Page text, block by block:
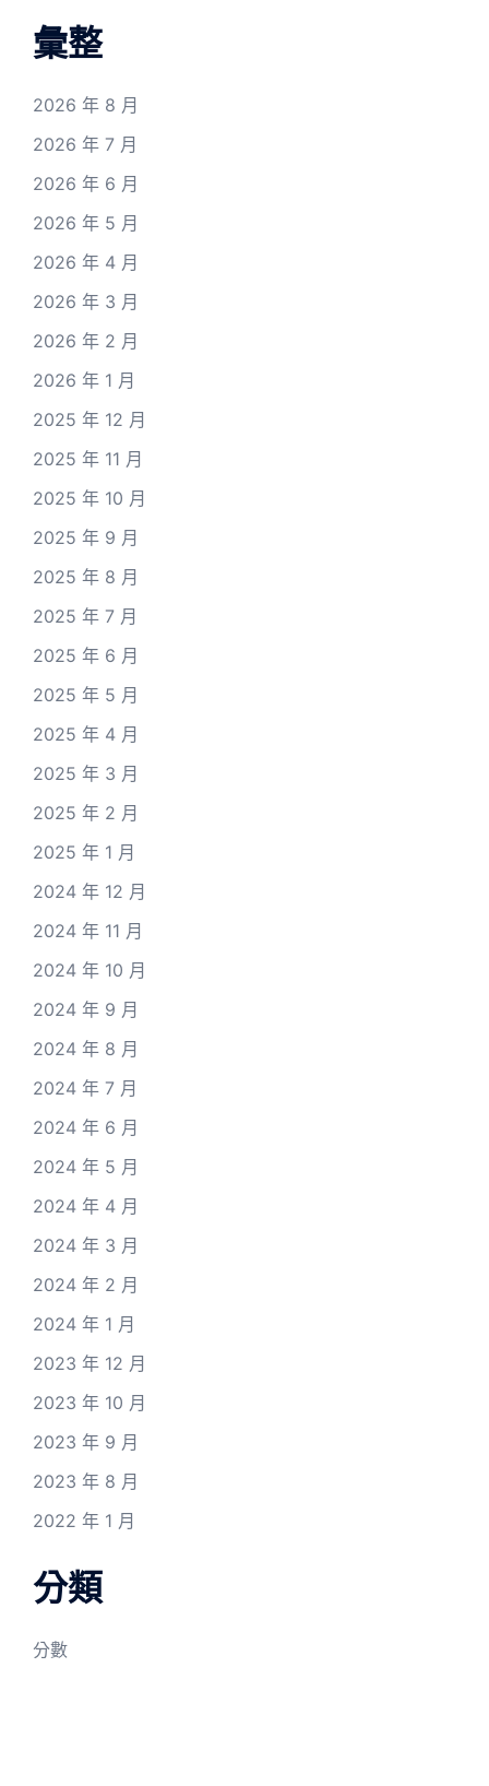
彙整
2026 年 8 月
2026 年 7 月
2026 年 6 月
2026 年 5 月
2026 年 4 月
2026 年 3 月
2026 年 2 月
2026 年 1 月
2025 年 12 月
2025 年 11 月
2025 年 10 月
2025 年 9 月
2025 年 8 月
2025 年 7 月
2025 年 6 月
2025 年 5 月
2025 年 4 月
2025 年 3 月
2025 年 2 月
2025 年 1 月
2024 年 12 月
2024 年 11 月
2024 年 10 月
2024 年 9 月
2024 年 8 月
2024 年 7 月
2024 年 6 月
2024 年 5 月
2024 年 4 月
2024 年 3 月
2024 年 2 月
2024 年 1 月
2023 年 12 月
2023 年 10 月
2023 年 9 月
2023 年 8 月
2022 年 1 月
分類
分數